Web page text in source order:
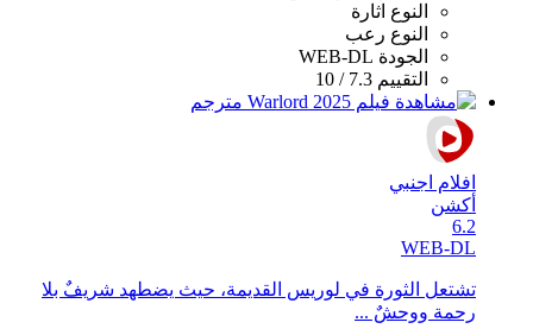
النوع اثارة
النوع رعب
الجودة WEB-DL
التقييم 7.3 / 10
افلام اجنبي
أكشن
6.2
WEB-DL
تشتعل الثورة في لوريس القديمة، حيث يضطهد شريفٌ بلا
رحمة ووحشٌ ...